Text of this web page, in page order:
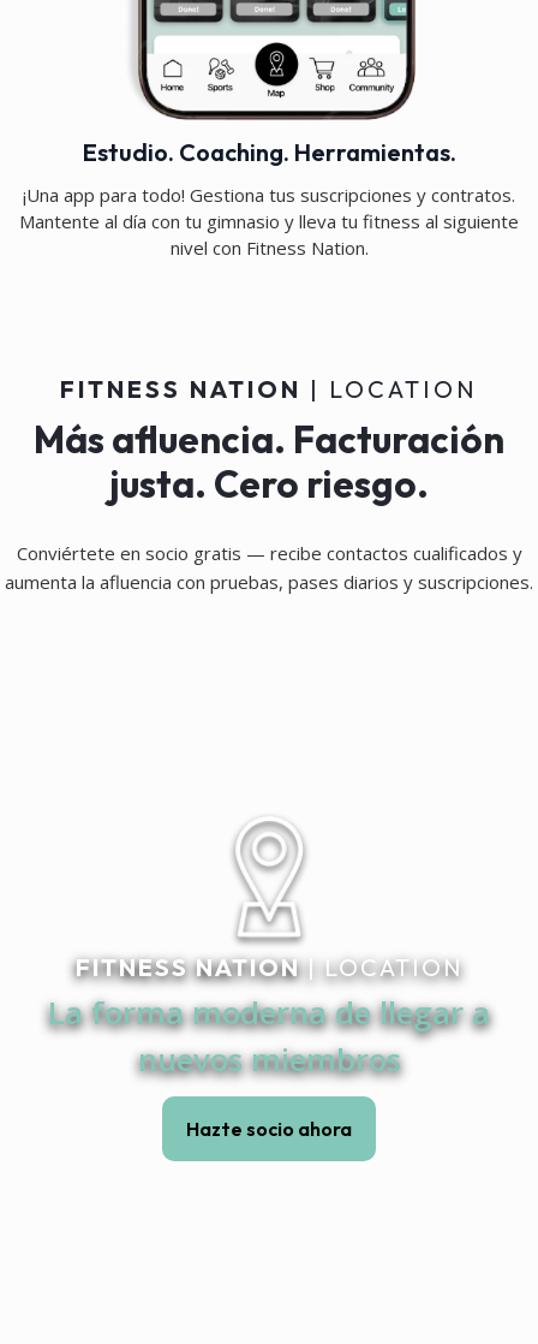
Estudio. Coaching. Herramientas.
¡Una app para todo! Gestiona tus suscripciones y contratos.
Mantente al día con tu gimnasio y lleva tu fitness al siguiente
nivel con Fitness Nation.
FITNESS NATION | LOCATION
Más afluencia. Facturación
justa. Cero riesgo.
Conviértete en socio gratis — recibe contactos cualificados y
aumenta la afluencia con pruebas, pases diarios y suscripciones.
FITNESS NATION| LOCATION
La forma moderna de llegar a
nuevos miembros
Hazte socio ahora